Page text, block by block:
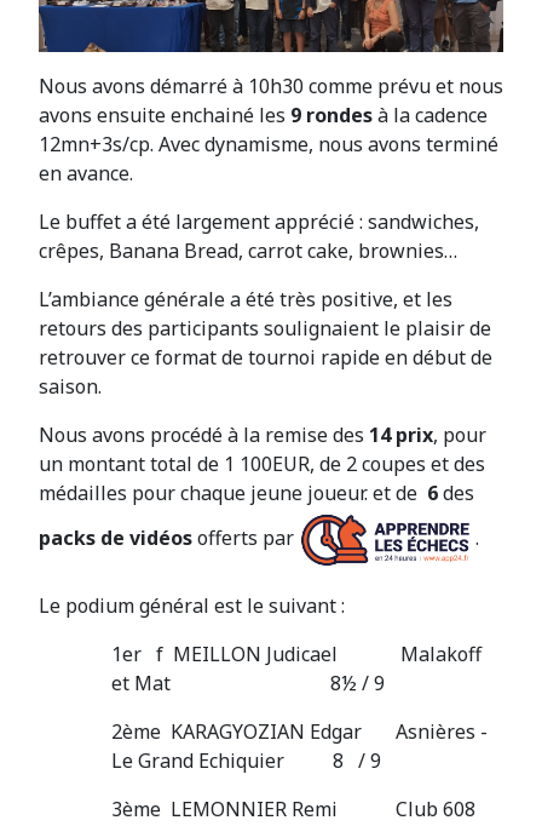
Nous avons démarré à 10h30 comme prévu et nous
avons ensuite enchainé les 9 rondesà la cadence
12mn+3s/cp. Avec dynamisme, nous avons terminé
en avance.
Le buffet a été largement apprécié : sandwiches,
crêpes, Banana Bread, carrot cake, brownies…
L’ambiance générale a été très positive, et les
retours des participants soulignaient le plaisir de
retrouver ce format de tournoi rapide en début de
saison.
Nous avons procédé à la remise des 14 prix, pour
un montant total de 1 100EUR, de 2 coupes et des
médailles pour chaque jeune joueur. et de 6des
packs de vidéosofferts par .
Le podium général est le suivant :
1er f MEILLON Judicael Malakoff
et Mat 8½ / 9
2ème KARAGYOZIAN Edgar Asnières -
Le Grand Echiquier 8 / 9
3ème LEMONNIER Remi Club 608